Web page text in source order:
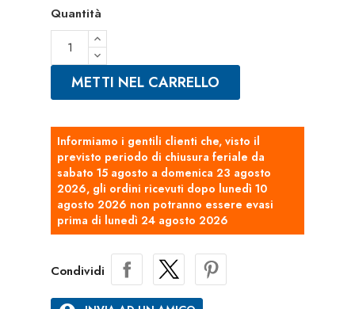
Quantità
METTI NEL CARRELLO
Informiamo i gentili clienti che, visto il
previsto periodo di chiusura feriale da
sabato 15 agosto a domenica 23 agosto
2026, gli ordini ricevuti dopo lunedì 10
agosto 2026 non potranno essere evasi
prima di lunedì 24 agosto 2026
Condividi